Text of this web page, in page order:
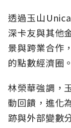
透過玉山
深卡友與其他
景與跨業合作
的點數經濟圈。
林榮華強調，
動回饋，進化
跡與外部變數